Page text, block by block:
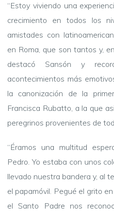
“Estoy viviendo una
crecimiento en todos los
amistades con
en Roma, que son tantos y,
destacó Sansón y
acontecimientos más
la canonización de la
Francisca Rubatto, a la que
peregrinos provenientes de
“Éramos una multitud
Pedro. Yo estaba con unos
llevado nuestra bandera y, al
el papamóvil. Pegué el grito
el Santo Padre nos